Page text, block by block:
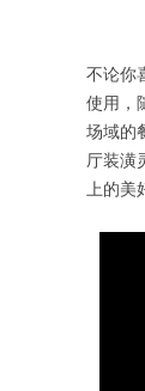
不论你
使用，
场域的
厅装潢
上的